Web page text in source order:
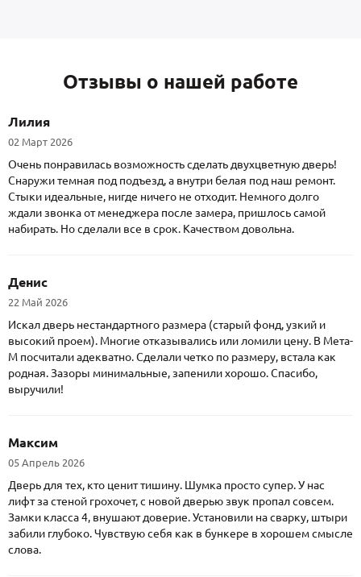
Отзывы о нашей работе
Лилия
02 Март 2026
Очень понравилась возможность сделать двухцветную дверь!
Снаружи темная под подъезд, а внутри белая под наш ремонт.
Стыки идеальные, нигде ничего не отходит. Немного долго
ждали звонка от менеджера после замера, пришлось самой
набирать. Но сделали все в срок. Качеством довольна.
Денис
22 Май 2026
Искал дверь нестандартного размера (старый фонд, узкий и
высокий проем). Многие отказывались или ломили цену. В Мета-
М посчитали адекватно. Сделали четко по размеру, встала как
родная. Зазоры минимальные, запенили хорошо. Спасибо,
выручили!
Максим
05 Апрель 2026
Дверь для тех, кто ценит тишину. Шумка просто супер. У нас
лифт за стеной грохочет, с новой дверью звук пропал совсем.
Замки класса 4, внушают доверие. Установили на сварку, штыри
забили глубоко. Чувствую себя как в бункере в хорошем смысле
слова.